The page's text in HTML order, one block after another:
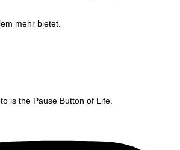
mehr bietet.
is the Pause Button of Life.